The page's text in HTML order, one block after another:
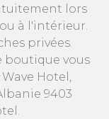
lors
à l'intérieur.
privées.
boutique vous
Hotel,
9403